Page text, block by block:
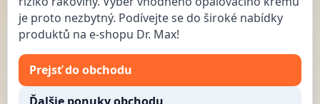
je proto nezbytný. Podívejte se do široké nabídky
produktů na e-shopu Dr. Max!
Prejsť do obchodu